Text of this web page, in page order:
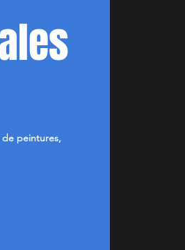
peintures,